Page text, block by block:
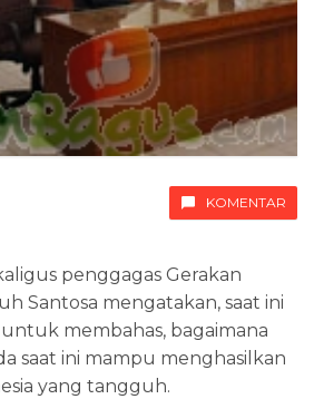
KOMENTAR
penggagas Gerakan
Santosa mengatakan, saat ini
membahas, bagaimana
saat ini mampu menghasilkan
yang tangguh.